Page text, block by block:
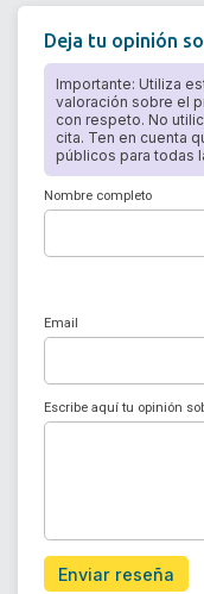
Deja tu opinión
Importante: Utiliza
valoración sobre el
con respeto. No
cita. Ten en cuenta
públicos para todas
Nombre completo
Email
Escribe aquí tu opinión
Enviar reseña